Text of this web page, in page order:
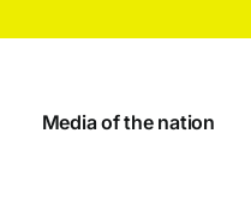
Media of the nation